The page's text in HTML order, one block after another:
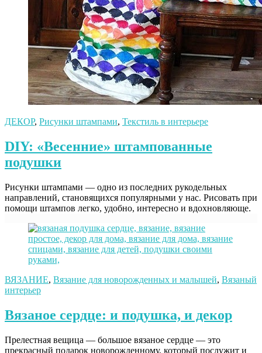
ДЕКОР, Рисунки штампами, Текстиль в интерьере
DIY: «Весенние» штампованные
подушки
Рисунки штампами — одно из последних рукодельных
направлений, становящихся популярными у нас. Рисовать при
помощи штампов легко, удобно, интересно и вдохновляюще.
ВЯЗАНИЕ, Вязание для новорожденных и малышей, Вязаный
интерьер
Вязаное сердце: и подушка, и декор
Прелестная вещица — большое вязаное сердце — это
прекрасный подарок новорожденному, который послужит и